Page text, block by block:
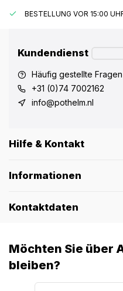
BESTELLUNG VOR 15:00
Kundendienst
Häufig gestellte Fragen
+31 (0)74 7002162
info@pothelm.nl
Hilfe & Kontakt
Informationen
Kontaktdaten
Möchten Sie über
bleiben?